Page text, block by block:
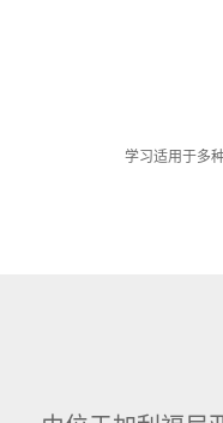
学习适用于多